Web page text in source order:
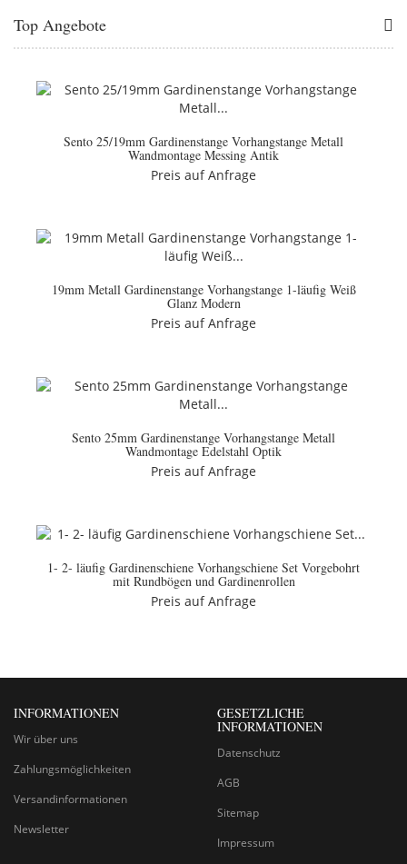
Top Angebote
Sento 25/19mm Gardinenstange Vorhangstange Metall
Wandmontage Messing Antik
Preis auf Anfrage
19mm Metall Gardinenstange Vorhangstange 1-läufig Weiß
Glanz Modern
Preis auf Anfrage
Sento 25mm Gardinenstange Vorhangstange Metall
Wandmontage Edelstahl Optik
Preis auf Anfrage
1- 2- läufig Gardinenschiene Vorhangschiene Set Vorgebohrt
mit Rundbögen und Gardinenrollen
Preis auf Anfrage
INFORMATIONEN
Wir über uns
Zahlungsmöglichkeiten
Versandinformationen
Newsletter
GESETZLICHE
INFORMATIONEN
Datenschutz
AGB
Sitemap
Impressum